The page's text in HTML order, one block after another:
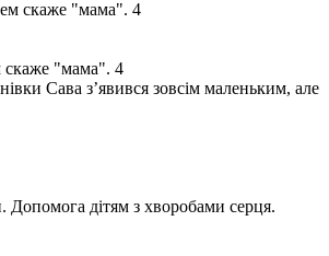
"мама". 4
Сава з’явився зовсім маленьким, але